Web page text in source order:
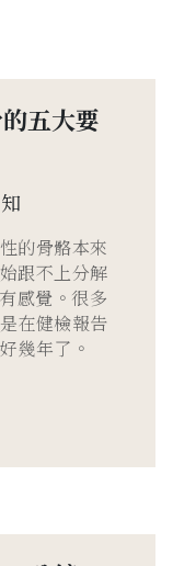
五大要
的骨骼本來
跟不上分解
感覺。很多
在健檢報告
幾年了。